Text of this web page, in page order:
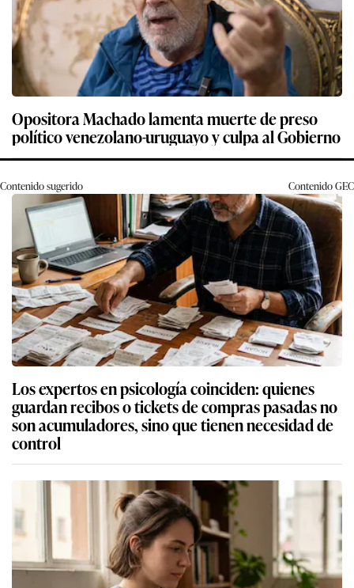
Opositora Machado lamenta muerte de preso
político venezolano-uruguayo y culpa al Gobierno
Contenido sugerido ContenidoGEC
Los expertos en psicología coinciden: quienes
guardan recibos o tickets de compras pasadas no
son acumuladores, sino que tienen necesidad de
control